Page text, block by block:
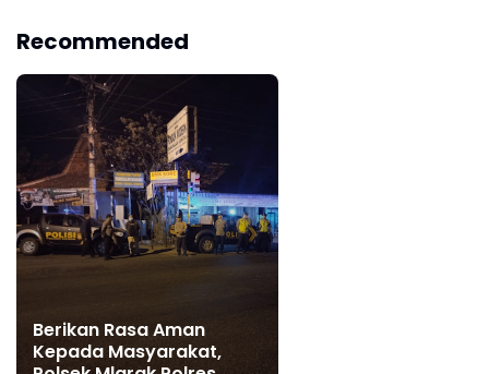
Recommended
Berikan Rasa Aman
Kepada Masyarakat,